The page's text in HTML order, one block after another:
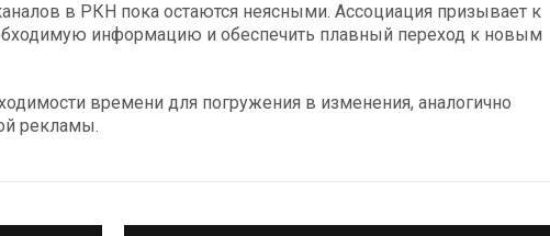
в РКН пока остаются неясными. Ассоциация призывает к
информацию и обеспечить плавный переход к новым
времени для погружения в изменения, аналогично
рекламы.